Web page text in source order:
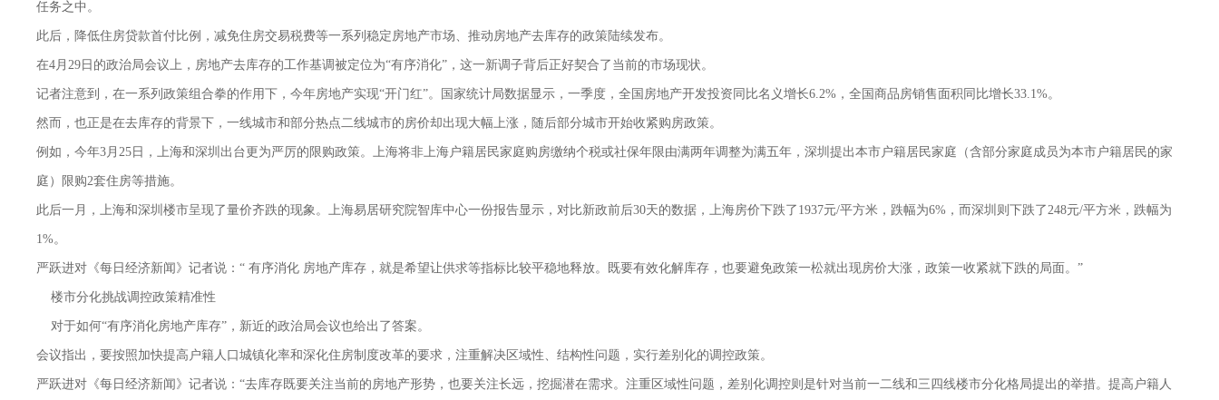
任务之中。
此后，降低住房贷款首付比例，减免住房交易税费等一系列稳定房地产市场、推动房地产去库存的政策陆续发布。
在4月29日的政治局会议上，房地产去库存的工作基调被定位为“有序消化”，这一新调子背后正好契合了当前的市场现状。
记者注意到，在一系列政策组合拳的作用下，今年房地产实现“开门红”。国家统计局数据显示，一季度，全国房地产开发投资同比名义增长6.2%，全国商品房销售面积同比增长33.1%。
然而，也正是在去库存的背景下，一线城市和部分热点二线城市的房价却出现大幅上涨，随后部分城市开始收紧购房政策。
例如，今年3月25日，上海和深圳出台更为严厉的限购政策。上海将非上海户籍居民家庭购房缴纳个税或社保年限由满两年调整为满五年，深圳提出本市户籍居民家庭（含部分家庭成员为本市户籍居民的家
庭）限购2套住房等措施。
此后一月，上海和深圳楼市呈现了量价齐跌的现象。上海易居研究院智库中心一份报告显示，对比新政前后30天的数据，上海房价下跌了1937元/平方米，跌幅为6%，而深圳则下跌了248元/平方米，跌幅为
1%。
严跃进对《每日经济新闻》记者说：“ 有序消化 房地产库存，就是希望让供求等指标比较平稳地释放。既要有效化解库存，也要避免政策一松就出现房价大涨，政策一收紧就下跌的局面。”
楼市分化挑战调控政策精准性
对于如何“有序消化房地产库存”，新近的政治局会议也给出了答案。
会议指出，要按照加快提高户籍人口城镇化率和深化住房制度改革的要求，注重解决区域性、结构性问题，实行差别化的调控政策。
严跃进对《每日经济新闻》记者说：“去库存既要关注当前的房地产形势，也要关注长远，挖掘潜在需求。注重区域性问题，差别化调控则是针对当前一二线和三四线楼市分化格局提出的举措。提高户籍人